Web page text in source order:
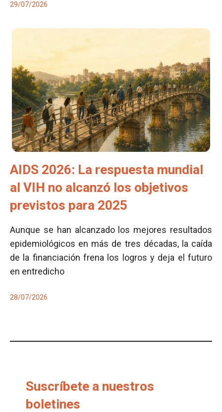
29/07/2026
AIDS 2026: La respuesta mundial
al VIH no alcanzó los objetivos
previstos para 2025
Aunque se han alcanzado los mejores resultados
epidemiológicos en más de tres décadas, la caída
de la financiación frena los logros y deja el futuro
en entredicho
28/07/2026
Suscríbete a nuestros
boletines